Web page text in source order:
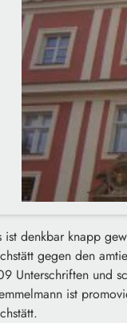
ist denkbar knapp
gegen den
Unterschriften und
ist